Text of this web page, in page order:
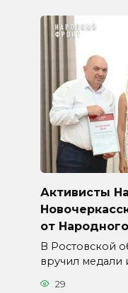
Активисты
от
В Ростовской
вручил медали
29